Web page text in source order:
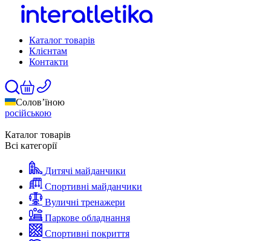
Каталог товарів
Клієнтам
Контакти
Солов’їною
російською
Каталог товарів
Всі категорії
Дитячі майданчики
Спортивні майданчики
Вуличні тренажери
Паркове обладнання
Спортивні покриття